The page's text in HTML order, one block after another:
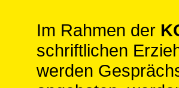
Im Rahmen der
schriftlichen
werden